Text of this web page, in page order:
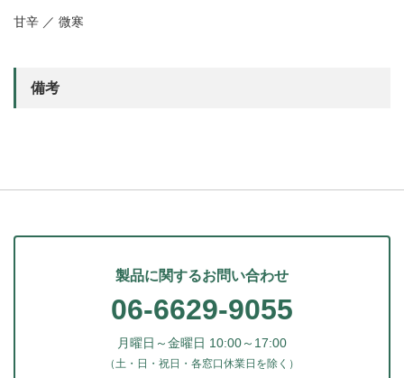
甘辛 ／ 微寒
備考
製品に関するお問い合わせ
06-6629-9055
月曜日～金曜日 10:00～17:00
（土・日・祝日・各窓口休業日を除く）